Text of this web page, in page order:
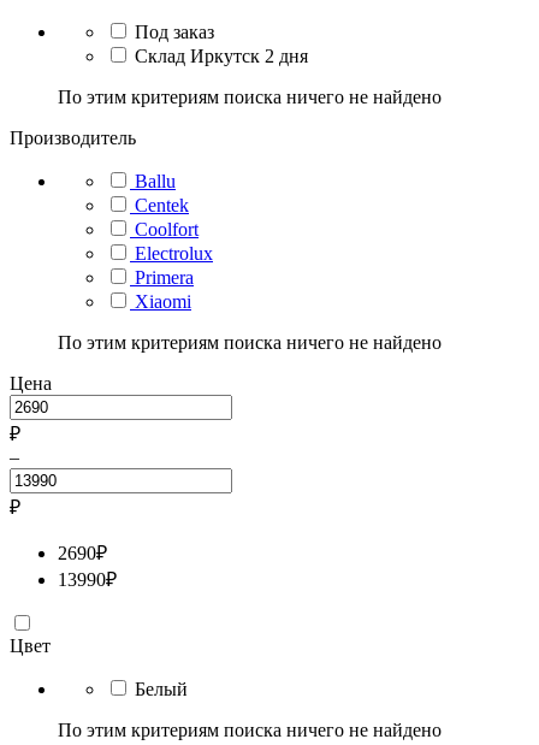
Под заказ
Склад Иркутск 2 дня
По этим критериям поиска ничего не найдено
Производитель
Ballu
Centek
Coolfort
Electrolux
Primera
Xiaomi
По этим критериям поиска ничего не найдено
Цена
₽
–
₽
2690₽
13990₽
Цвет
Белый
По этим критериям поиска ничего не найдено